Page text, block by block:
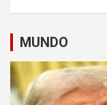
MUNDO